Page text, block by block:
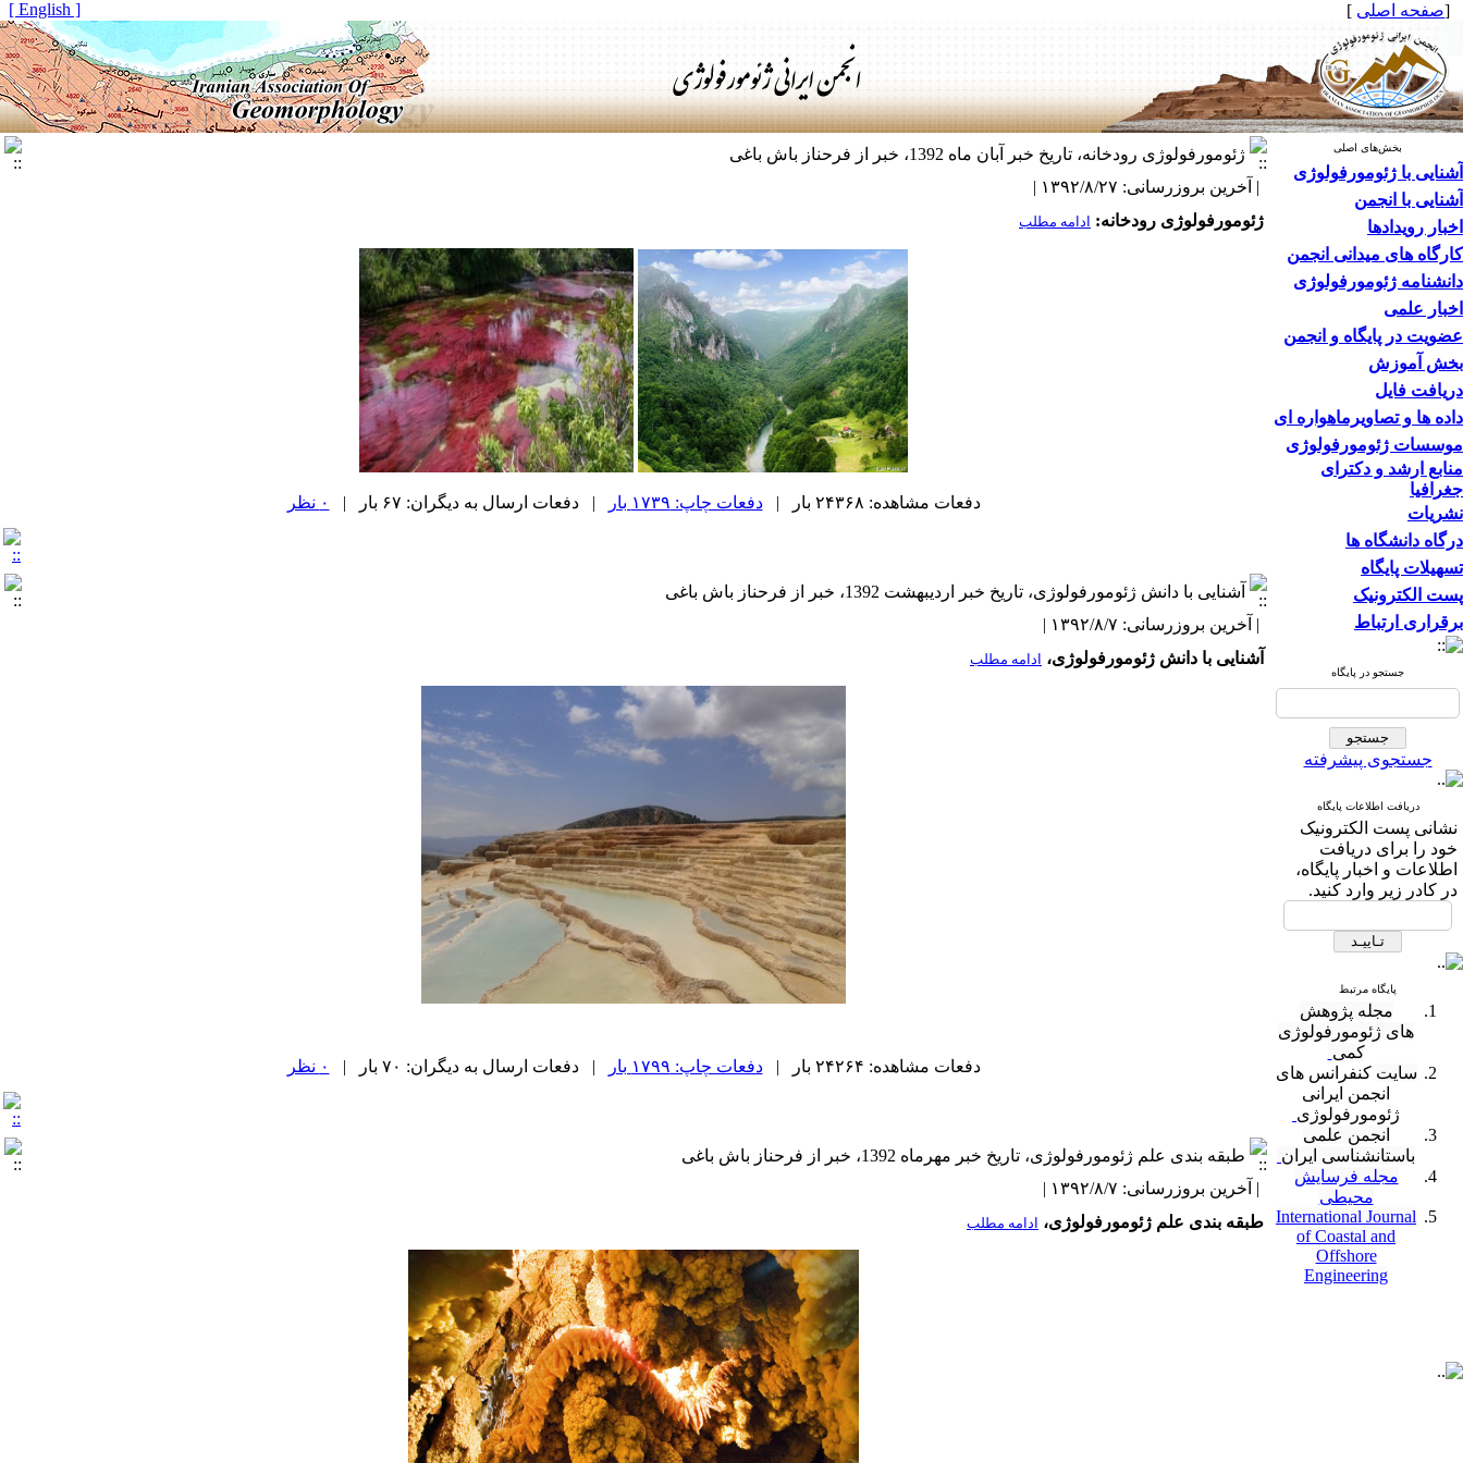
[صفحه اصلی ]
[ English ]
بخش‌های اصلی
آشنایی با ژئومورفولوژی
آشنایی با انجمن
اخبار رویدادها
کارگاه های میدانی انجمن
دانشنامه ژئومورفولوژی
اخبار علمی
عضویت در پایگاه و انجمن
بخش آموزش
دریافت فایل
داده ها و تصاویرماهواره ای
موسسات ژئومورفولوژی
منابع ارشد و دکترای
جغرافیا
نشریات
درگاه دانشگاه ها
تسهیلات پایگاه
پست الکترونیک
برقراری ارتباط
جستجو در پایگاه
جستجوی پیشرفته
دریافت اطلاعات پایگاه
نشانی پست الکترونیک
خود را برای دریافت
اطلاعات و اخبار پایگاه،
در کادر زیر وارد کنید.
پایگاه مرتبط
مجله پژوهش
های ژئومورفولوژی
کمی
سایت کنفرانس های
انجمن ایرانی
ژئومورفولوژی
انجمن علمی
باستانشناسی ایران
مجله فرسایش
محیطی
International Journal
of Coastal and
Offshore
Engineering
ژئومورفولوژی رودخانه، تاریخ خبر آبان ماه 1392، خبر از فرحناز باش باغی
| آخرین بروزرسانی: ۱۳۹۲/۸/۲۷ |
ژئومورفولوژی رودخانه: ادامه مطلب
دفعات مشاهده: ۲۴۳۶۸ بار | دفعات چاپ: ۱۷۳۹ بار | دفعات ارسال به دیگران: ۶۷ بار | ۰ نظر
آشنایی با دانش ژئومورفولوژی، تاریخ خبر اردیبهشت 1392، خبر از فرحناز باش باغی
| آخرین بروزرسانی: ۱۳۹۲/۸/۷ |
آشنایی با دانش ژئومورفولوژی، ادامه مطلب
دفعات مشاهده: ۲۴۲۶۴ بار | دفعات چاپ: ۱۷۹۹ بار | دفعات ارسال به دیگران: ۷۰ بار | ۰ نظر
طبقه بندی علم ژئومورفولوژی، تاریخ خبر مهرماه 1392، خبر از فرحناز باش باغی
| آخرین بروزرسانی: ۱۳۹۲/۸/۷ |
طبقه بندی علم ژئومورفولوژی، ادامه مطلب